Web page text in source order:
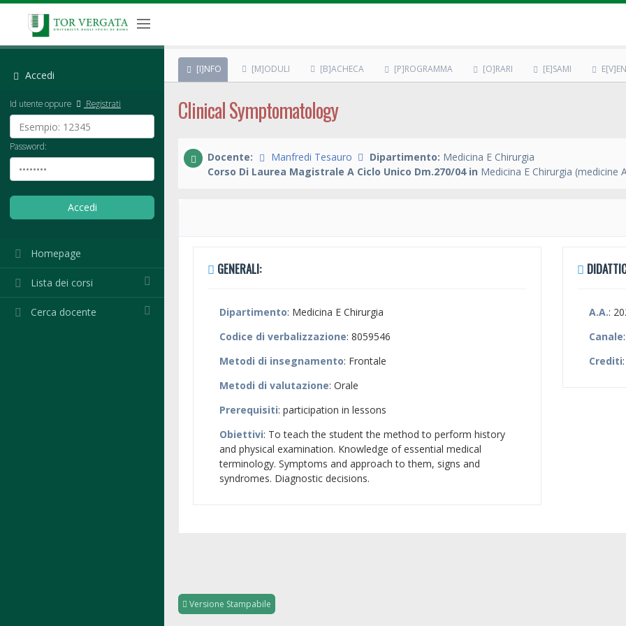
Accedi
Id utente oppure Registrati
Password:
Homepage
Lista dei corsi
Cerca docente
[I]NFO [M]ODULI [B]ACHECA [P]ROGRAMMA [O]RARI [E]SAMI
Clinical Symptomatology
Docente: Manfredi Tesauro Dipartimento: Medicina E Chirurgia
Corso Di Laurea Magistrale A Ciclo Unico Dm.270/04 in Medicina E Chirurgia (medicine
GENERALI:
Dipartimento: Medicina E Chirurgia
Codice di verbalizzazione: 8059546
Metodi di insegnamento: Frontale
Metodi di valutazione: Orale
Prerequisiti: participation in lessons
Obiettivi: To teach the student the method to perform history
and physical examination. Knowledge of essential medical
terminology. Symptoms and approach to them, signs and
syndromes. Diagnostic decisions.
A.A.:
Canale
Crediti
Versione Stampabile